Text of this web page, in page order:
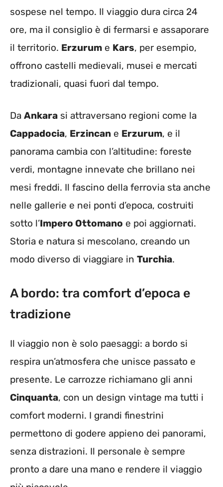
sospese nel tempo. Il viaggio dura circa 24
ore, ma il consiglio è di fermarsi e assaporare
il territorio. Erzurum e Kars, per esempio,
offrono castelli medievali, musei e mercati
tradizionali, quasi fuori dal tempo.
Da Ankara si attraversano regioni come la
Cappadocia, Erzincan e Erzurum, e il
panorama cambia con l’altitudine: foreste
verdi, montagne innevate che brillano nei
mesi freddi. Il fascino della ferrovia sta anche
nelle gallerie e nei ponti d’epoca, costruiti
sotto l’Impero Ottomano e poi aggiornati.
Storia e natura si mescolano, creando un
modo diverso di viaggiare in Turchia.
A bordo: tra comfort d’epoca e
tradizione
Il viaggio non è solo paesaggi: a bordo si
respira un’atmosfera che unisce passato e
presente. Le carrozze richiamano gli anni
Cinquanta, con un design vintage ma tutti i
comfort moderni. I grandi finestrini
permettono di godere appieno dei panorami,
senza distrazioni. Il personale è sempre
pronto a dare una mano e rendere il viaggio